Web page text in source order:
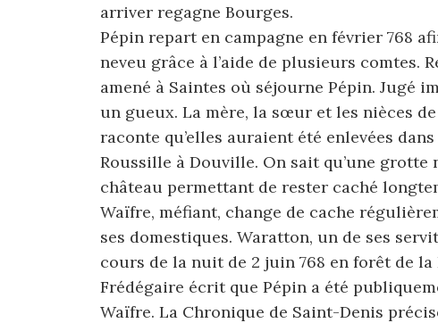
arriver regagne Bourges.
Pépin repart en campagne en février 768
neveu grâce à l’aide de plusieurs comtes.
amené à Saintes où séjourne Pépin. Jugé
un gueux. La mère, la sœur et les nièces
raconte qu’elles auraient été enlevées
Roussille à Douville. On sait qu’une
château permettant de rester caché
Waïfre, méfiant, change de cache
ses domestiques. Waratton, un de ses
cours de la nuit de 2 juin 768 en forêt de
Frédégaire écrit que Pépin a été
Waïfre. La Chronique de Saint-Denis